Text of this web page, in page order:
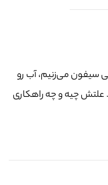
سیفون می‌زنیم، آب رو
علتش چیه و چه راهکاری